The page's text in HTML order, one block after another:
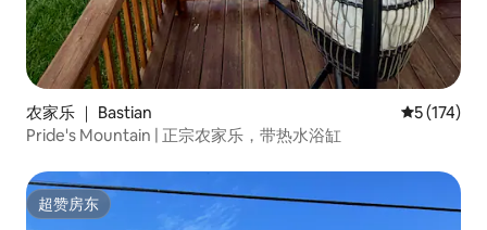
农家乐 ｜ Bastian 平均评分 5
5 (174)
Pride's Mountain | 正宗农家乐，带热水浴缸
超赞房东
超赞房东